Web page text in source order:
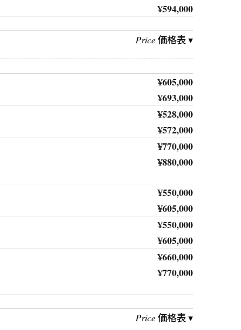
¥594,000
Price価格表 ▾
¥605,000
¥693,000
¥528,000
¥572,000
¥770,000
¥880,000
¥550,000
¥605,000
¥550,000
¥605,000
¥660,000
¥770,000
Price価格表 ▾